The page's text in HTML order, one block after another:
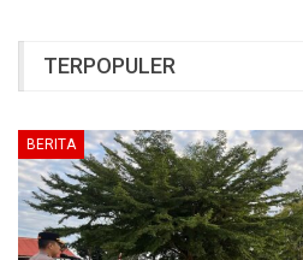
TERPOPULER
BERITA